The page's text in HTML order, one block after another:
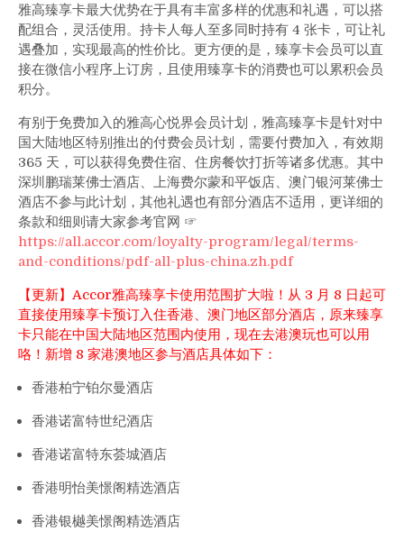
月
31
日
前
费
双
早！
雅高臻享卡最大优势在于具有丰富多样的优惠和礼遇，可以搭
配组合，灵活使用。持卡人每人至多同时持有 4 张卡，可让礼
遇叠加，实现最高的性价比。更方便的是，臻享卡会员可以直
接在微信小程序上订房，且使用臻享卡的消费也可以累积会员
积分。
有别于免费加入的雅高心悦界会员计划，雅高臻享卡是针对中
国大陆地区特别推出的付费会员计划，需要付费加入，有效期
365 天，可以获得免费住宿、住房餐饮打折等诸多优惠。其中
深圳鹏瑞莱佛士酒店、上海费尔蒙和平饭店、澳门银河莱佛士
酒店不参与此计划，其他礼遇也有部分酒店不适用，更详细的
条款和细则请大家参考官网 ☞
https://all.accor.com/loyalty-program/legal/terms-
and-conditions/pdf-all-plus-china.zh.pdf
【更新】Accor雅高臻享卡使用范围扩大啦！从 3 月 8 日起可
直接使用臻享卡预订入住香港、澳门地区部分酒店，原来臻享
卡只能在中国大陆地区范围内使用，现在去港澳玩也可以用
咯！新增 8 家港澳地区参与酒店具体如下：
香港柏宁铂尔曼酒店
香港诺富特世纪酒店
香港诺富特东荟城酒店
香港明怡美憬阁精选酒店
香港银樾美憬阁精选酒店